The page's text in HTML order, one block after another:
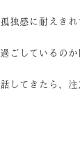
独感に耐えき
ごしているのか
してきたら、注